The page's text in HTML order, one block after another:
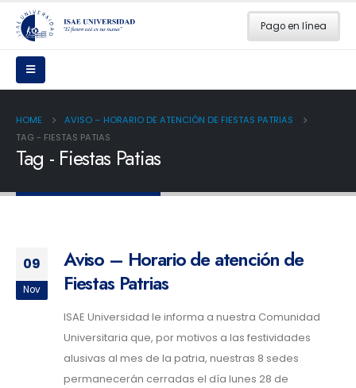
Pago en línea
HOME
AVISO – HORARIO DE ATENCIÓN DE FIESTAS PATRIAS
TAG - FIESTAS PATIAS
Tag - Fiestas Patias
09
Nov
Aviso – Horario de atención de
Fiestas Patrias
ISAE Universidad le informa a nuestra Comunidad
Universitaria que, por motivos a las festividades
alusivas al mes de la patria, nuestras 8 sedes
permanecerán cerradas el día lunes 28 de